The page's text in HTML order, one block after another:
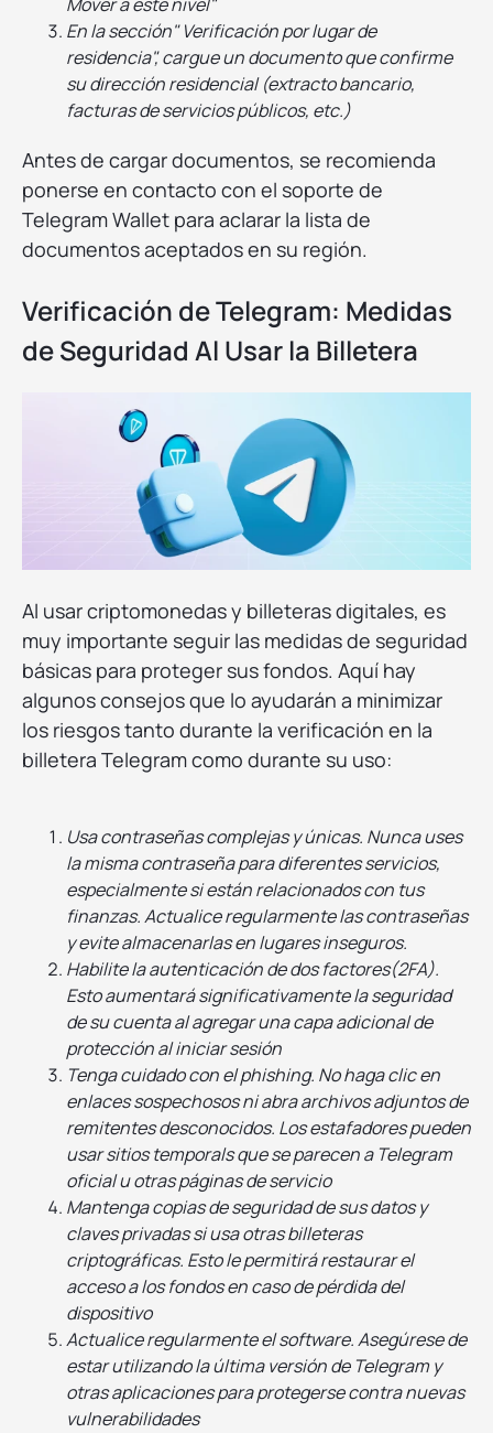
En la sección" Verificación por lugar de
residencia", cargue un documento que confirme
su dirección residencial (extracto bancario,
facturas de servicios públicos, etc.)
Antes de cargar documentos, se recomienda
ponerse en contacto con el soporte de
Telegram Wallet para aclarar la lista de
documentos aceptados en su región.
Verificación de Telegram: Medidas
de Seguridad Al Usar la Billetera
Al usar criptomonedas y billeteras digitales, es
muy importante seguir las medidas de seguridad
básicas para proteger sus fondos. Aquí hay
algunos consejos que lo ayudarán a minimizar
los riesgos tanto durante la verificación en la
billetera Telegram como durante su uso:
Usa contraseñas complejas y únicas. Nunca uses
la misma contraseña para diferentes servicios,
especialmente si están relacionados con tus
finanzas. Actualice regularmente las contraseñas
y evite almacenarlas en lugares inseguros.
Habilite la autenticación de dos factores(2FA).
Esto aumentará significativamente la seguridad
de su cuenta al agregar una capa adicional de
protección al iniciar sesión
Tenga cuidado con el phishing. No haga clic en
enlaces sospechosos ni abra archivos adjuntos de
remitentes desconocidos. Los estafadores pueden
usar sitios temporals que se parecen a Telegram
oficial u otras páginas de servicio
Mantenga copias de seguridad de sus datos y
claves privadas si usa otras billeteras
criptográficas. Esto le permitirá restaurar el
acceso a los fondos en caso de pérdida del
dispositivo
Actualice regularmente el software. Asegúrese de
estar utilizando la última versión de Telegram y
otras aplicaciones para protegerse contra nuevas
vulnerabilidades